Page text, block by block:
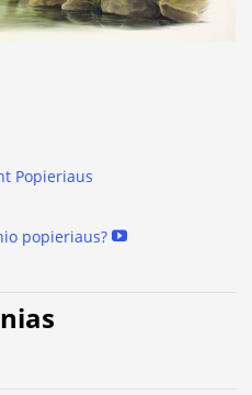
Popieriaus
popieriaus?